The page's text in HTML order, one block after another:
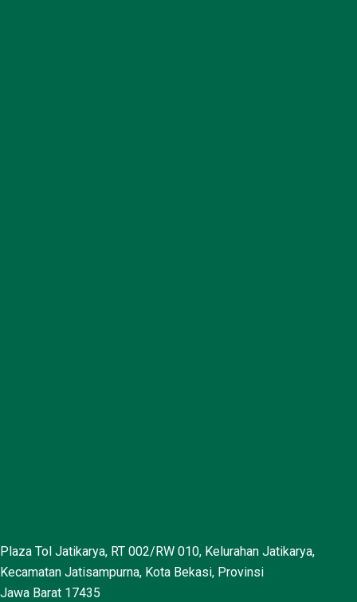
Plaza Tol Jatikarya, RT 002/RW 010, Kelurahan Jatikarya,
Kecamatan Jatisampurna, Kota Bekasi, Provinsi
Jawa Barat 17435